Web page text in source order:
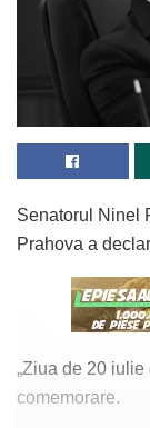
Senatorul Ninel
Prahova a
„Ziua de 20
comemorare.